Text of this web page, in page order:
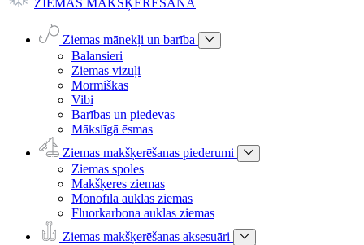
ZIEMAS MAKŠĶERĒŠANA
Ziemas mānekļi un barība
Balansieri
Ziemas vizuļi
Mormiškas
Vibi
Barības un piedevas
Mākslīgā ēsmas
Ziemas makšķerēšanas piederumi
Ziemas spoles
Makšķeres ziemas
Monofīlā auklas ziemas
Fluorkarbona auklas ziemas
Ziemas makšķerēšanas aksesuāri